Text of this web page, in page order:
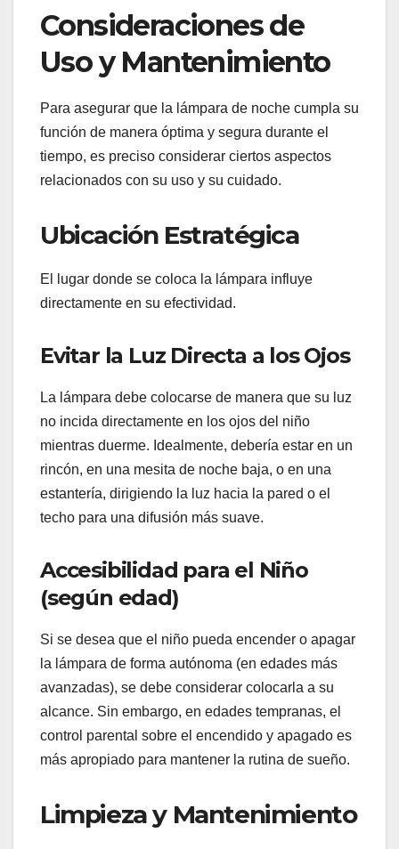
Consideraciones de
Uso y Mantenimiento
Para asegurar que la lámpara de noche cumpla su
función de manera óptima y segura durante el
tiempo, es preciso considerar ciertos aspectos
relacionados con su uso y su cuidado.
Ubicación Estratégica
El lugar donde se coloca la lámpara influye
directamente en su efectividad.
Evitar la Luz Directa a los Ojos
La lámpara debe colocarse de manera que su luz
no incida directamente en los ojos del niño
mientras duerme. Idealmente, debería estar en un
rincón, en una mesita de noche baja, o en una
estantería, dirigiendo la luz hacia la pared o el
techo para una difusión más suave.
Accesibilidad para el Niño
(según edad)
Si se desea que el niño pueda encender o apagar
la lámpara de forma autónoma (en edades más
avanzadas), se debe considerar colocarla a su
alcance. Sin embargo, en edades tempranas, el
control parental sobre el encendido y apagado es
más apropiado para mantener la rutina de sueño.
Limpieza y Mantenimiento